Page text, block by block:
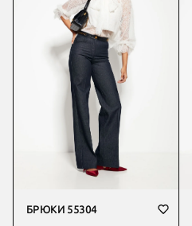
БРЮКИ 55304